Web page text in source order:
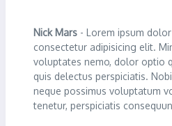
Nick Mars - Lorem ipsum
consectetur adipisicing elit.
voluptates nemo, dolor optio
quis delectus perspiciatis.
neque possimus voluptatum
tenetur, perspiciatis